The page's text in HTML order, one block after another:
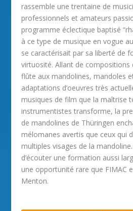
rassemble une trentaine de
professionnels et amateurs
programme éclectique baptisé
à ce type de musique en vogue
se caractérisait par sa liberté de
virtuosité. Allant de compositions
flûte aux mandolines, mandoles
adaptations d’oeuvres très
musiques de film que la maîtrise
instrumentistes transforme, la
de mandolines de Thüringen
mélomanes avertis que ceux qui
multiples visages de la
d’écouter une formation aussi
une opportunité rare que FIMAC
Menton.